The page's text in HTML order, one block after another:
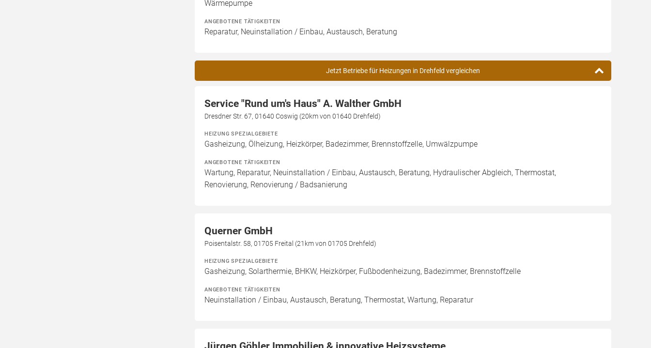
Wärmepumpe
ANGEBOTENE TÄTIGKEITEN
Reparatur, Neuinstallation / Einbau, Austausch, Beratung
Jetzt Betriebe für Heizungen in Drehfeld vergleichen
Service "Rund um's Haus" A. Walther GmbH
Dresdner Str. 67, 01640 Coswig (20km von 01640 Drehfeld)
HEIZUNG SPEZIALGEBIETE
Gasheizung, Ölheizung, Heizkörper, Badezimmer, Brennstoffzelle, Umwälzpumpe
ANGEBOTENE TÄTIGKEITEN
Wartung, Reparatur, Neuinstallation / Einbau, Austausch, Beratung, Hydraulischer Abgleich, Thermostat,
Renovierung, Renovierung / Badsanierung
Querner GmbH
Poisentalstr. 58, 01705 Freital (21km von 01705 Drehfeld)
HEIZUNG SPEZIALGEBIETE
Gasheizung, Solarthermie, BHKW, Heizkörper, Fußbodenheizung, Badezimmer, Brennstoffzelle
ANGEBOTENE TÄTIGKEITEN
Neuinstallation / Einbau, Austausch, Beratung, Thermostat, Wartung, Reparatur